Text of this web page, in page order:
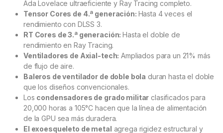
Ada Lovelace ultraeficiente y Ray Tracing completo.
Tensor Cores de 4.ª generación: Hasta 4 veces el
rendimiento con DLSS 3.
RT Cores de 3.ª generación:Hasta el doble de
rendimiento en Ray Tracing.
Ventiladores de Axial-tech: Ampliados para un 21% más
de flujo de aire.
Baleros de ventilador de doble bola duran hasta el doble
que los diseños convencionales.
Los condensadores de grado militar clasificados para
20,000 horas a 105°C hacen que la línea de alimentación
de la GPU sea más duradera.
El exoesqueleto de metal agrega rigidez estructural y